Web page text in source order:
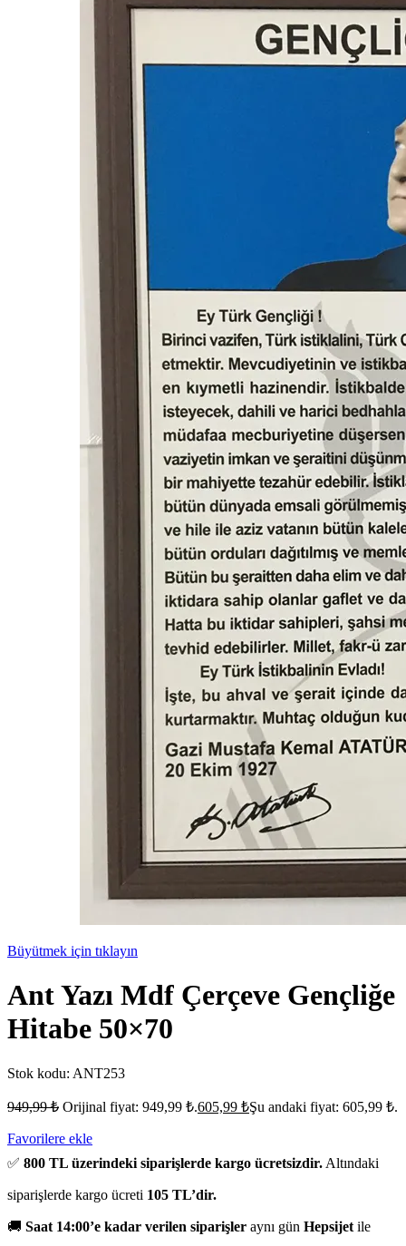
Büyütmek için tıklayın
Ant Yazı Mdf Çerçeve Gençliğe
Hitabe 50×70
Stok kodu: ANT253
949,99₺ Orijinal fiyat: 949,99 ₺.605,99 ₺Şu andaki fiyat: 605,99 ₺.
Favorilere ekle
✅ 800 TL üzerindeki siparişlerde kargo ücretsizdir. Altındaki
siparişlerde kargo ücreti 105 TL’dir.
🚚 Saat 14:00’e kadar verilen siparişler aynı gün Hepsijet ile